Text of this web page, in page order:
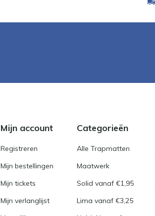
Mijn account
Registreren
Mijn bestellingen
Mijn tickets
Mijn verlanglijst
Categorieën
Alle Trapmatten
Maatwerk
Solid vanaf €1,95
Lima vanaf €3,25